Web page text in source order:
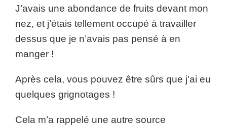
J’avais une abondance de fruits devant mon
nez, et j’étais tellement occupé à travailler
dessus que je n’avais pas pensé à en
manger !
Après cela, vous pouvez être sûrs que j’ai eu
quelques grignotages !
Cela m’a rappelé une autre source